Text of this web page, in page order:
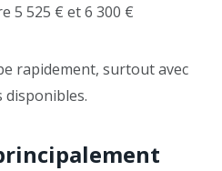
5 525 € et 6 300 €
rapidement, surtout avec